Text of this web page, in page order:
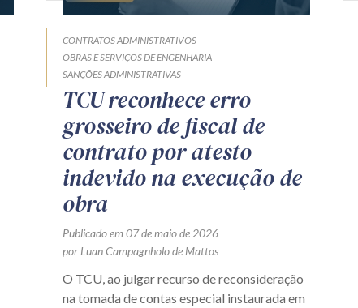
CONTRATOS ADMINISTRATIVOS
OBRAS E SERVIÇOS DE ENGENHARIA
SANÇÕES ADMINISTRATIVAS
TCU reconhece erro
grosseiro de fiscal de
contrato por atesto
indevido na execução de
obra
Publicado em 07 de maio de 2026
por Luan Campagnholo de Mattos
O TCU, ao julgar recurso de reconsideração
na tomada de contas especial instaurada em